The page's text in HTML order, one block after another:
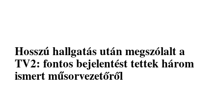
Hosszú hallgatás után megszólalt a
TV2: fontos bejelentést tettek három
ismert műsorvezetőről